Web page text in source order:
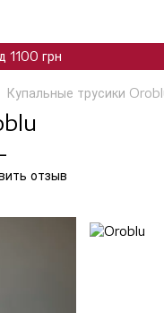
1100 грн
Купальные трусики
отзыв